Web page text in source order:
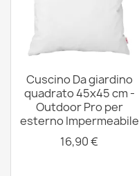
Cuscino Da giardino
quadrato 45x45 cm -
Outdoor Pro per
esterno Impermeabile
16,90 €